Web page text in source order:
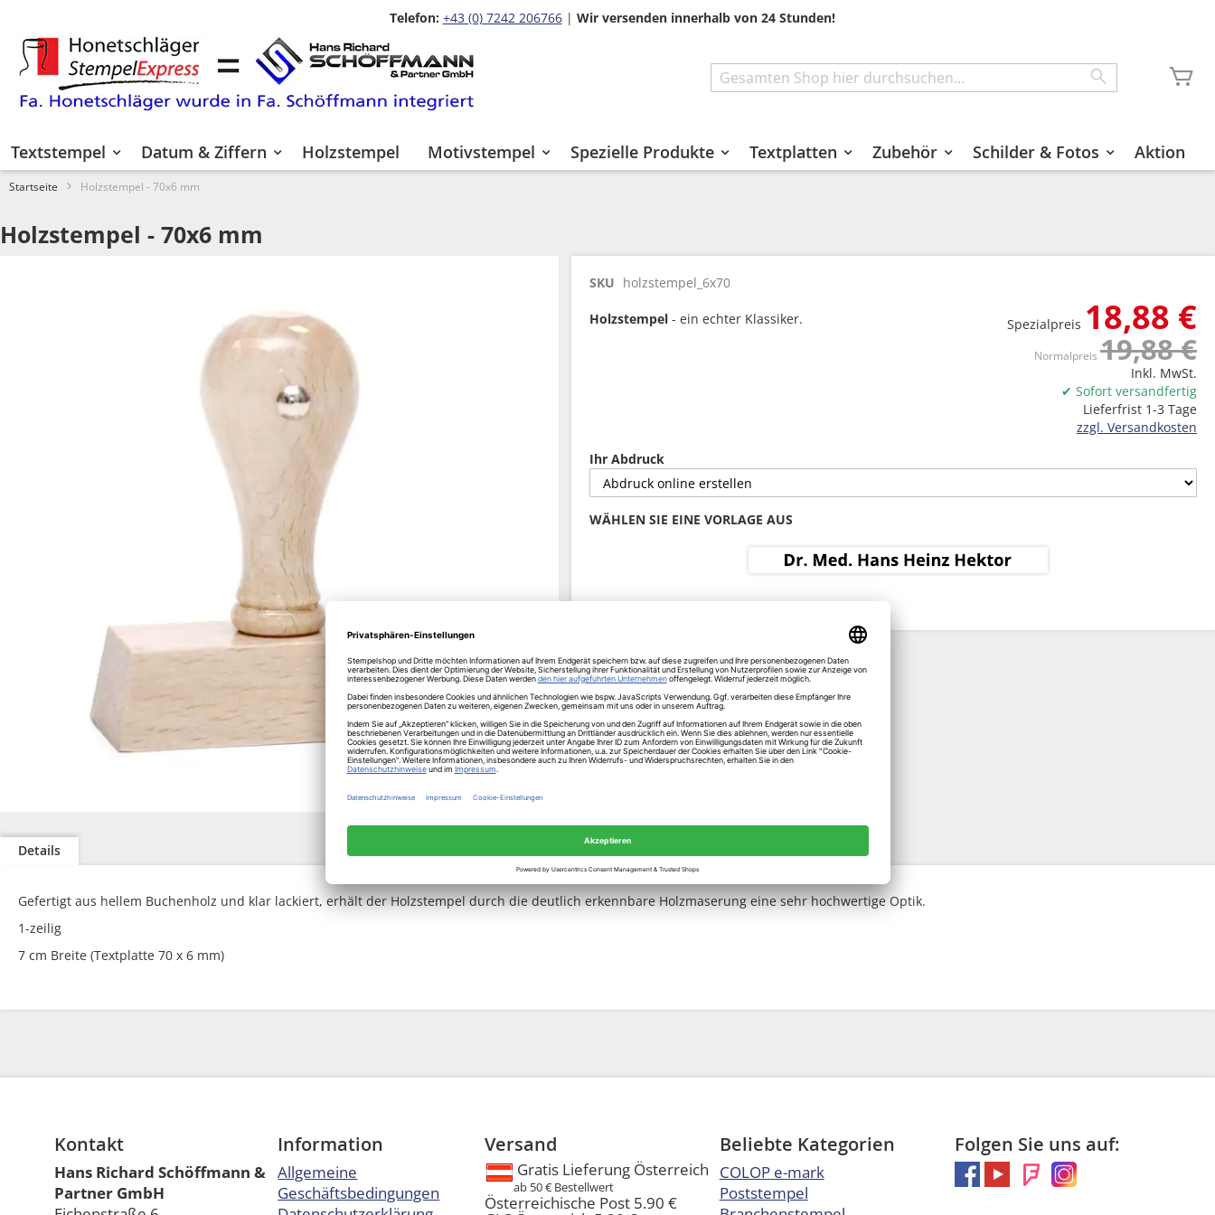
Telefon: +43 (0) 7242 206766| Wir versenden innerhalb von 24 Stunden!
Zum
Inhalt
springen
Textstempel Datum & Ziffern Holzstempel Motivstempel Spezielle Produkte Textplatten Zubehör Schilder & Fotos Aktion
Startseite Holzstempel - 70x6 mm
Holzstempel - 70x6 mm
Anfang
der
springen
SKU holzstempel_6x70
Spezialpreis 18,88 €
Normalpreis 19,88 €
Inkl. MwSt.
✔ Sofort versandfertig
Lieferfrist 1-3 Tage
zzgl. Versandkosten
Holzstempel - ein echter Klassiker.
Ihr Abdruck
WÄHLEN SIE EINE VORLAGE AUS
Details
Gefertigt aus hellem Buchenholz und klar lackiert, erhält der Holzstempel durch die deutlich erkennbare Holzmaserung eine sehr hochwertige Optik.
1-zeilig
7 cm Breite (Textplatte 70 x 6 mm)
Kontakt
Hans Richard Schöffmann &
Partner GmbH
Information
Allgemeine
Geschäftsbedingungen
Versand
Gratis Lieferung Österreich
ab 50 € Bestellwert
Österreichische Post 5.90 €
Beliebte Kategorien
COLOP e-mark
Poststempel
Folgen Sie uns auf: